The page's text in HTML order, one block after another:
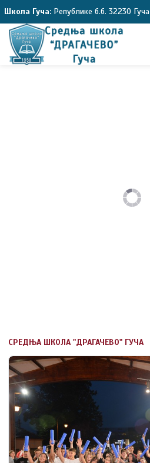
Школа Гуча: Републике б.б. 32230 Гуча
СРЕДЊА ШКОЛА "ДРАГАЧЕВО" ГУЧА